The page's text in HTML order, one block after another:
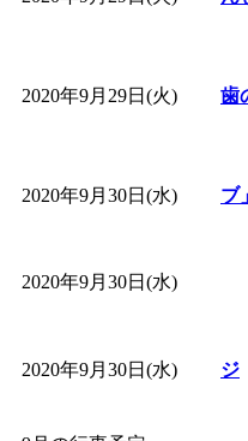
2020年9月29日(火)
歯
2020年9月30日(水)
ブ」
2020年9月30日(水)
2020年9月30日(水)
ジ